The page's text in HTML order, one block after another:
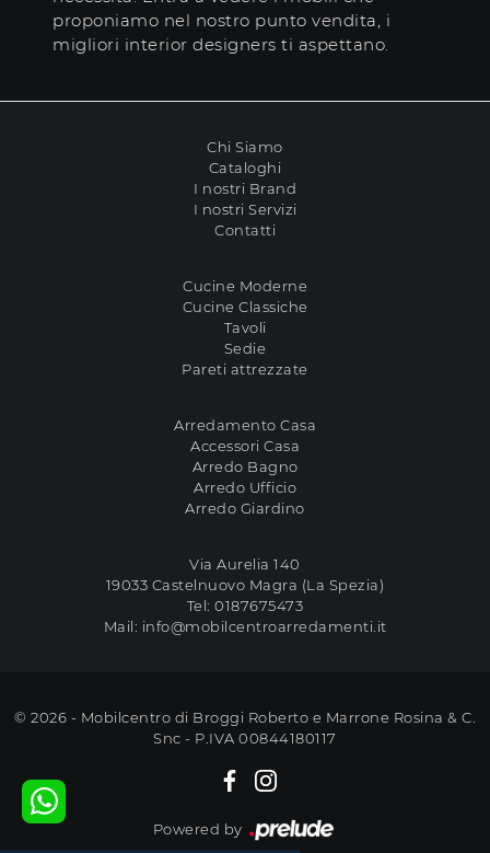
proponiamo nel nostro punto vendita, i
migliori interior designers ti aspettano.
Chi Siamo
Cataloghi
I nostri Brand
I nostri Servizi
Contatti
Cucine Moderne
Cucine Classiche
Tavoli
Sedie
Pareti attrezzate
Arredamento Casa
Accessori Casa
Arredo Bagno
Arredo Ufficio
Arredo Giardino
Via Aurelia 140
19033 Castelnuovo Magra (La Spezia)
Tel:0187675473
Mail: info@mobilcentroarredamenti.it
© 2026 - Mobilcentro di Broggi Roberto e Marrone Rosina & C.
Snc - P.IVA 00844180117
Powered by